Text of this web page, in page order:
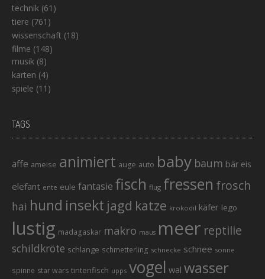
technik (61)
tiere (761)
wissenschaft (18)
filme (148)
musik (8)
karten (4)
spiele (11)
TAGS
affe ameise animiert auge auto baby baum bär eis
elefant ente eule fantasie fisch flug fressen frosch
hai hund insekt jagd katze krokodil käfer lego
lustig madagaskar makro maus meer reptilie
schildkröte schlange schmetterling schnecke schnee sonne
spinne star wars tintenfisch upps vogel wal wasser